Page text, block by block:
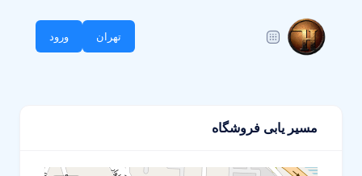
تهران ورود
مسیر یابی فروشگاه